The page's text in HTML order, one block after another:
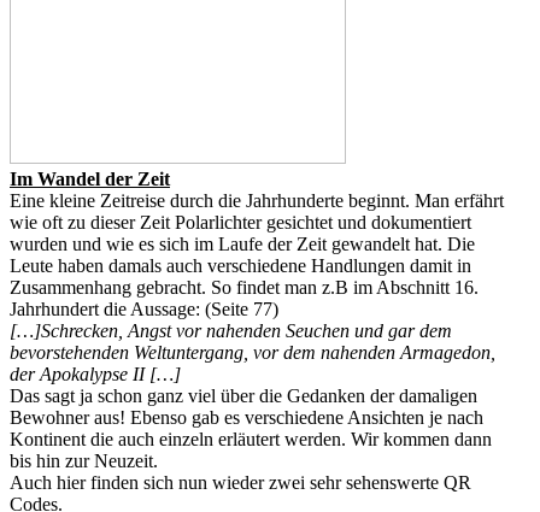
Im Wandel der Zeit
Eine kleine Zeitreise durch die Jahrhunderte beginnt. Man erfährt
wie oft zu dieser Zeit Polarlichter gesichtet und dokumentiert
wurden und wie es sich im Laufe der Zeit gewandelt hat. Die
Leute haben damals auch verschiedene Handlungen damit in
Zusammenhang gebracht. So findet man z.B im Abschnitt 16.
Jahrhundert die Aussage: (Seite 77)
[…]Schrecken, Angst vor nahenden Seuchen und gar dem
bevorstehenden Weltuntergang, vor dem nahenden Armagedon,
der Apokalypse II […]
Das sagt ja schon ganz viel über die Gedanken der damaligen
Bewohner aus! Ebenso gab es verschiedene Ansichten je nach
Kontinent die auch einzeln erläutert werden. Wir kommen dann
bis hin zur Neuzeit.
Auch hier finden sich nun wieder zwei sehr sehenswerte QR
Codes.